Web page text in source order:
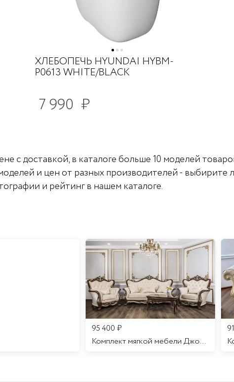
ХЛЕБОПЕЧЬ HYUNDAI HYBM-
P0613 WHITE/BLACK
7 990 ₽
с доставкой, в каталоге больше 10 моделей
и цен от разных производителей - выбирите
и рейтинг в нашем каталоге.
95 400 ₽
Комплект мягкой мебели Джоконда